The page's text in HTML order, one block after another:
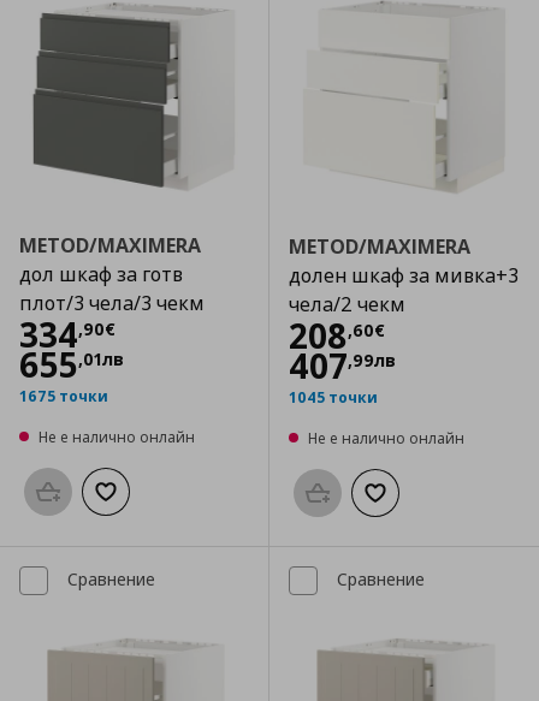
METOD/MAXIMERA
дол шкаф за готв
плот/3 чела/3 чекм
334,90€
Цена
655,01лв
1675 точки
Не е налично онлайн
Προσθήκη στο καλάθι
Добави към списъка с любими
METOD/MAXIMERA
долен шкаф за мивка+3
чела/2 чекм
208,60€
Цена
407,99лв
1045 точки
Не е налично онлайн
Προσθήκη στο καλάθι
Добави към
Сравнение Сравнение